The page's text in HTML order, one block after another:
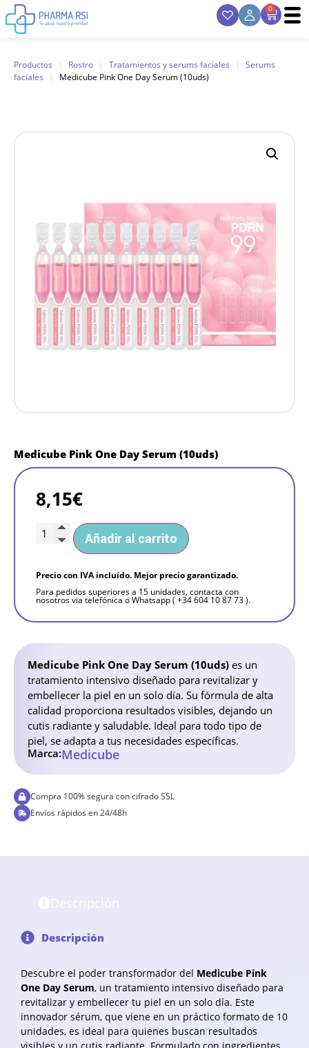
0
Productos | Rostro | Tratamientos y serums faciales |
Serums
faciales
| Medicube Pink One Day Serum (10uds)
Medicube Pink One Day Serum (10uds)
Medicube Pink One Day Serum (10uds) es un
tratamiento intensivo diseñado para revitalizar y
embellecer la piel en un solo día. Su fórmula de alta
calidad proporciona resultados visibles, dejando un
cutis radiante y saludable. Ideal para todo tipo de
piel, se adapta a tus necesidades específicas.
Marca:Medicube
8,15€
Añadir al carrito
Precio con IVA incluído. Mejor precio garantizado.
Para pedidos superiores a 15 unidades, contacta con
nosotros via telefónica o Whatsapp ( +34 604 10 87 73 ).
Compra 100% segura con cifrado SSL
Envíos rápidos en 24/48h
Descripción
Descubre el poder transformador del Medicube Pink
One Day Serum, un tratamiento intensivo diseñado para
revitalizar y embellecer tu piel en un solo día. Este
innovador sérum, que viene en un práctico formato de 10
unidades, es ideal para quienes buscan resultados